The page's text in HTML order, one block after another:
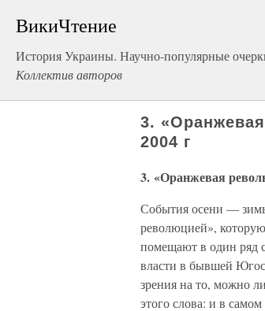
ВикиЧтение
История Украины. Научно-популярные
Коллектив авторов
3.
2004 г
3. «Оранжевая
События осени —
революцией»,
помещают в один ряд
власти в бывшей
зрения на то, можно
этого слова: и в